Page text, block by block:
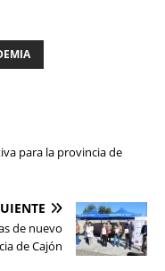
para la provincia de
de nuevo
de Cajón